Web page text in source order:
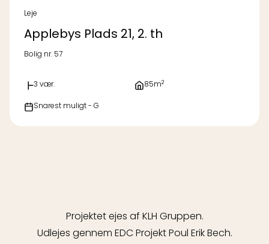
Leje
Applebys Plads 21, 2. th
Bolig nr. 57
3 vær. 85m2
Snarest muligt - G
Projektet ejes af KLH Gruppen.
Udlejes gennem EDC Projekt Poul Erik Bech.